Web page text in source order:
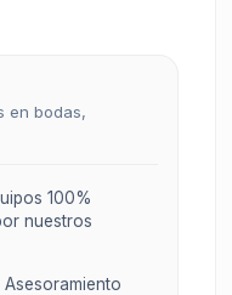
en bodas,
100%
nuestros
Asesoramiento